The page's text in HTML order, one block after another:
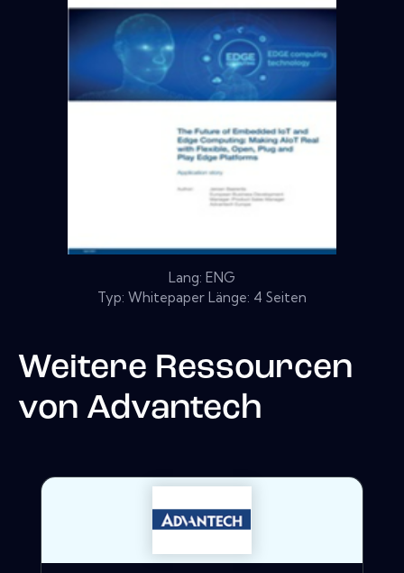
Lang: ENG
Typ: Whitepaper Länge: 4 Seiten
Weitere Ressourcen
von Advantech